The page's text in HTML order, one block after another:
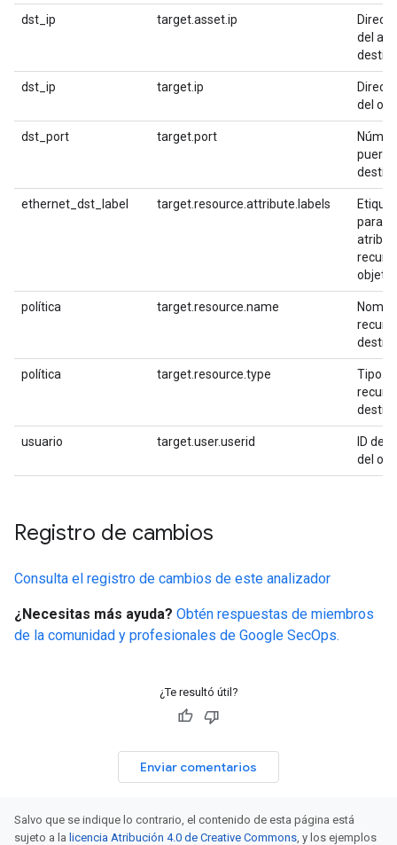
dst_ip target.asset.ip
del
dst_ip target.ip
del
dst_port target.port
puerto
ethernet_dst_label target.resource.attribute.labels
para
política target.resource.name
política target.resource.type
Tipo
usuario target.user.userid
ID de
del
Registro de cambios
Consulta el registro de cambios de este analizador
¿Necesitas más ayuda? Obtén respuestas de miembros
de la comunidad y profesionales de Google SecOps.
¿Te resultó útil?
Enviar comentarios
Salvo que se indique lo contrario, el contenido de esta página está
sujeto a la licencia Atribución 4.0 de Creative Commons, y los ejemplos